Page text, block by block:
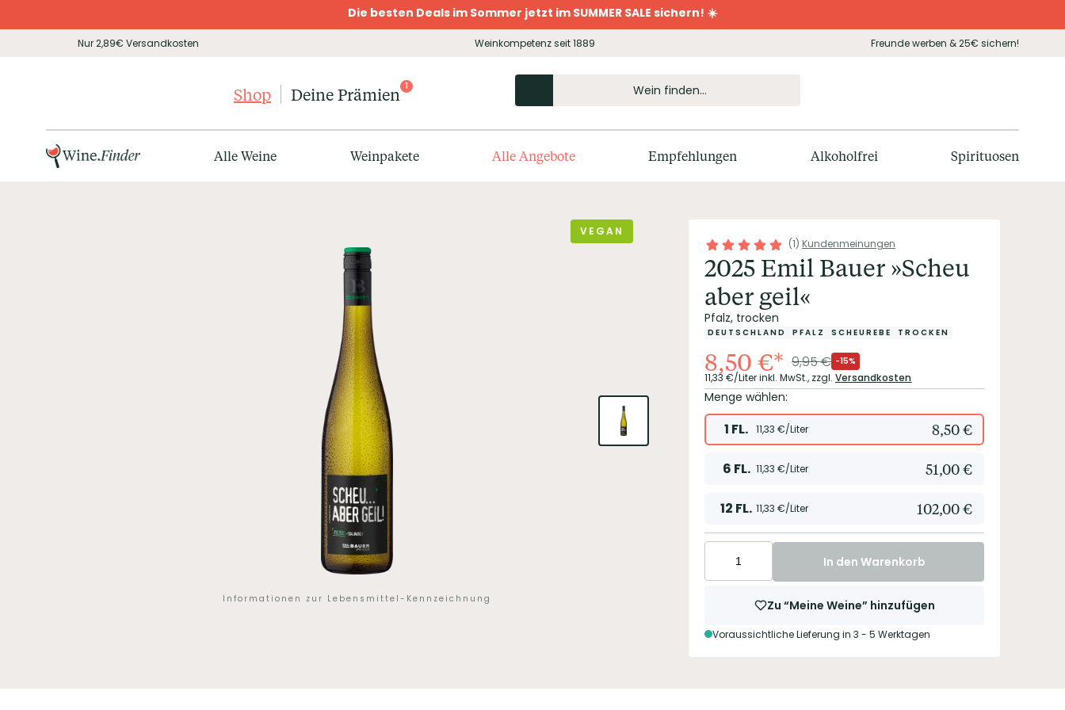
Die besten Deals im Sommer jetzt im SUMMER SALE sichern! ☀️
Nur 2,89€ Versandkosten Weinkompetenz seit 1889 Freunde werben & 25€ sichern!
Shop Deine Prämien 1
Alle Weine Weinpakete Alle Angebote Empfehlungen Alkoholfrei Spirituosen
VEGAN
Informationen zur Lebensmittel-Kennzeichnung
(1) Kundenmeinungen
2025 Emil Bauer »Scheu
aber geil«
Pfalz, trocken
DEUTSCHLAND PFALZ SCHEUREBE TROCKEN
8,50 €* 9,95€ -15%
11,33 €/Literinkl. MwSt., zzgl. Versandkosten
Menge wählen:
1 FL. 11,33 €/Liter 8,50€
6 FL. 11,33 €/Liter 51,00€
12 FL. 11,33 €/Liter 102,00€
In den Warenkorb
Zu “Meine Weine” hinzufügen
Voraussichtliche Lieferung in 3 - 5 Werktagen